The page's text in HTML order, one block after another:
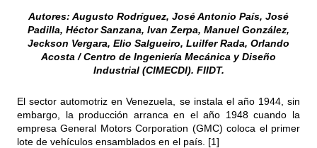
Autores: Augusto Rodríguez, José Antonio País, José
Padilla, Héctor Sanzana, Ivan Zerpa, Manuel González,
Jeckson Vergara, Elio Salgueiro, Luilfer Rada, Orlando
Acosta / Centro de Ingeniería Mecánica y Diseño
Industrial (CIMECDI). FIIDT.
El sector automotriz en Venezuela, se instala el año 1944, sin
embargo, la producción arranca en el año 1948 cuando la
empresa General Motors Corporation (GMC) coloca el primer
lote de vehículos ensamblados en el país. [1]